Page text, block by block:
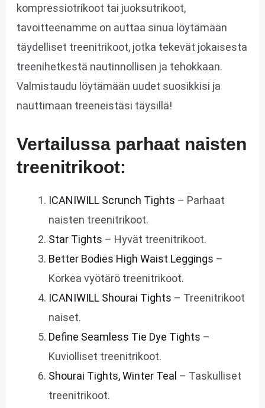
kompressiotrikoot tai juoksutrikoot,
tavoitteenamme on auttaa sinua löytämään
täydelliset treenitrikoot, jotka tekevät jokaisesta
treenihetkestä nautinnollisen ja tehokkaan.
Valmistaudu löytämään uudet suosikkisi ja
nauttimaan treeneistäsi täysillä!
Vertailussa parhaat naisten
treenitrikoot:
ICANIWILL Scrunch Tights – Parhaat
naisten treenitrikoot.
Star Tights – Hyvät treenitrikoot.
Better Bodies High Waist Leggings –
Korkea vyötärö treenitrikoot.
ICANIWILL Shourai Tights – Treenitrikoot
naiset.
Define Seamless Tie Dye Tights –
Kuviolliset treenitrikoot.
Shourai Tights, Winter Teal – Taskulliset
treenitrikoot.